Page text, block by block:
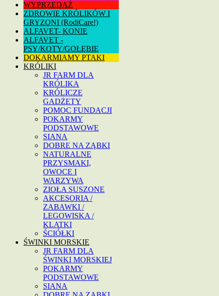
WYPRZEDAŻ
ZDROWIE KRÓLIKÓW I
GRYZONI (RodiCare!)
ALFAVET- KONIE
ALFAVET -
PSY/KOTY/GOŁĘBIE
DOKARMIAMY PTAKI
KRÓLIKI
JR FARM DLA
KRÓLIKA
KRÓLICZE
GADŻETY
POMOC FUNDACJI
POKARMY
PODSTAWOWE
SIANA
DOBRE NA ZĄBKI
NATURALNE
PRZYSMAKI,
OWOCE I
WARZYWA
ZIOŁA SUSZONE
AKCESORIA /
ZABAWKI /
LEGOWISKA /
KLATKI
ŚCIÓŁKI
ŚWINKI MORSKIE
JR FARM DLA
ŚWINKI MORSKIEJ
POKARMY
PODSTAWOWE
SIANA